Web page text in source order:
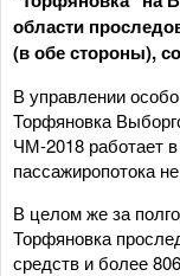
области
(в обе стороны),
В управлении
Торфяновка
ЧМ-2018 работает
пассажиропотока
В целом же за
Торфяновка
средств и более